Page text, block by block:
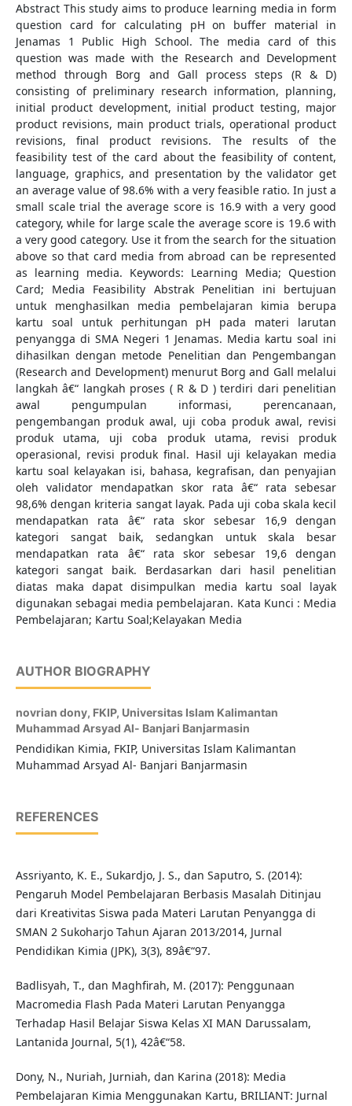
Abstract This study aims to produce learning media in form
question card for calculating pH on buffer material in
Jenamas 1 Public High School. The media card of this
question was made with the Research and Development
method through Borg and Gall process steps (R & D)
consisting of preliminary research information, planning,
initial product development, initial product testing, major
product revisions, main product trials, operational product
revisions, final product revisions. The results of the
feasibility test of the card about the feasibility of content,
language, graphics, and presentation by the validator get
an average value of 98.6% with a very feasible ratio. In just a
small scale trial the average score is 16.9 with a very good
category, while for large scale the average score is 19.6 with
a very good category. Use it from the search for the situation
above so that card media from abroad can be represented
as learning media. Keywords: Learning Media; Question
Card; Media Feasibility Abstrak Penelitian ini bertujuan
untuk menghasilkan media pembelajaran kimia berupa
kartu soal untuk perhitungan pH pada materi larutan
penyangga di SMA Negeri 1 Jenamas. Media kartu soal ini
dihasilkan dengan metode Penelitian dan Pengembangan
(Research and Development) menurut Borg and Gall melalui
langkah â€“ langkah proses ( R & D ) terdiri dari penelitian
awal pengumpulan informasi, perencanaan,
pengembangan produk awal, uji coba produk awal, revisi
produk utama, uji coba produk utama, revisi produk
operasional, revisi produk final. Hasil uji kelayakan media
kartu soal kelayakan isi, bahasa, kegrafisan, dan penyajian
oleh validator mendapatkan skor rata â€“ rata sebesar
98,6% dengan kriteria sangat layak. Pada uji coba skala kecil
mendapatkan rata â€“ rata skor sebesar 16,9 dengan
kategori sangat baik, sedangkan untuk skala besar
mendapatkan rata â€“ rata skor sebesar 19,6 dengan
kategori sangat baik. Berdasarkan dari hasil penelitian
diatas maka dapat disimpulkan media kartu soal layak
digunakan sebagai media pembelajaran. Kata Kunci : Media
Pembelajaran; Kartu Soal;Kelayakan Media
AUTHOR BIOGRAPHY
novrian dony, FKIP, Universitas Islam Kalimantan
Muhammad Arsyad Al- Banjari Banjarmasin
Pendidikan Kimia, FKIP, Universitas Islam Kalimantan
Muhammad Arsyad Al- Banjari Banjarmasin
REFERENCES
Assriyanto, K. E., Sukardjo, J. S., dan Saputro, S. (2014):
Pengaruh Model Pembelajaran Berbasis Masalah Ditinjau
dari Kreativitas Siswa pada Materi Larutan Penyangga di
SMAN 2 Sukoharjo Tahun Ajaran 2013/2014, Jurnal
Pendidikan Kimia (JPK), 3(3), 89â€“97.
Badlisyah, T., dan Maghfirah, M. (2017): Penggunaan
Macromedia Flash Pada Materi Larutan Penyangga
Terhadap Hasil Belajar Siswa Kelas XI MAN Darussalam,
Lantanida Journal, 5(1), 42â€“58.
Dony, N., Nuriah, Jurniah, dan Karina (2018): Media
Pembelajaran Kimia Menggunakan Kartu, BRILIANT: Jurnal